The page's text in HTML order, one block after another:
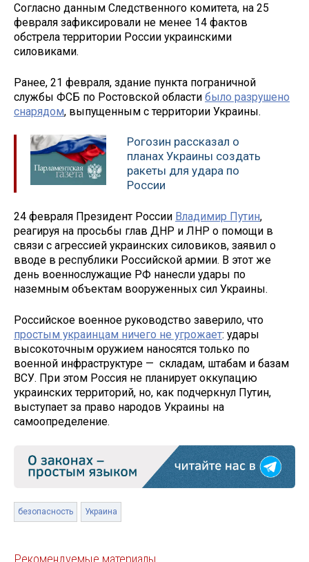
Согласно данным Следственного комитета, на 25
февраля зафиксировали не менее 14 фактов
обстрела территории России украинскими
силовиками.
Ранее, 21 февраля, здание пункта пограничной
службы ФСБ по Ростовской области было разрушено
снарядом, выпущенным с территории Украины.
Рогозин рассказал о
планах Украины создать
ракеты для удара по
России
24 февраля Президент России Владимир Путин,
реагируя на просьбы глав ДНР и ЛНР о помощи в
связи с агрессией украинских силовиков, заявил о
вводе в республики Российской армии. В этот же
день военнослужащие РФ нанесли удары по
наземным объектам вооруженных сил Украины.
Российское военное руководство заверило, что
простым украинцам ничего не угрожает: удары
высокоточным оружием наносятся только по
военной инфраструктуре — складам, штабам и базам
ВСУ. При этом Россия не планирует оккупацию
украинских территорий, но, как подчеркнул Путин,
выступает за право народов Украины на
самоопределение.
безопасность Украина